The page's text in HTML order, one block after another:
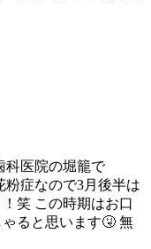
科医院の堀籠で
症なので3月後半は
笑 この時期はお口
ると思います🤧 無